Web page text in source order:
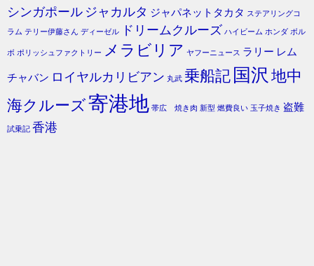
シンガポール ジャカルタ ジャパネットタカタ ステアリングコ
ラム テリー伊藤さん ディーゼル ドリームクルーズ ハイビーム ホンダ ボル
ボ ポリッシュファクトリー メラビリア ヤフーニュース ラリー レム
チャバン ロイヤルカリビアン 丸武 乗船記 国沢 地中
海クルーズ寄港地 帯広 焼き肉 新型 燃費良い 玉子焼き 盗難
試乗記 香港